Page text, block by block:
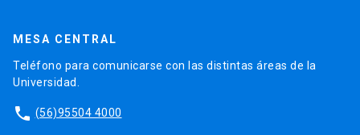
MESA CENTRAL
Teléfono para comunicarse con las distintas áreas de la
Universidad.
phone (56)95504 4000